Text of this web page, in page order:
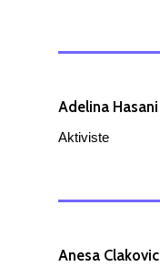
Adelina Hasani
Aktiviste
Anesa Clakovic